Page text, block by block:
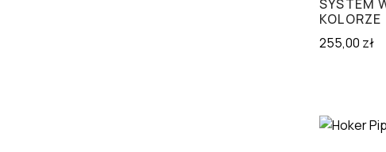
SYSTEM
KOLORZE
255,00 zł